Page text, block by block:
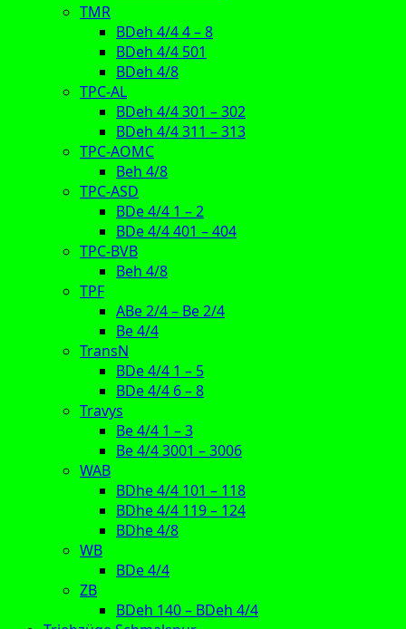
TMR
BDeh 4/4 4 – 8
BDeh 4/4 501
BDeh 4/8
TPC-AL
BDeh 4/4 301 – 302
BDeh 4/4 311 – 313
TPC-AOMC
Beh 4/8
TPC-ASD
BDe 4/4 1 – 2
BDe 4/4 401 – 404
TPC-BVB
Beh 4/8
TPF
ABe 2/4 – Be 2/4
Be 4/4
TransN
BDe 4/4 1 – 5
BDe 4/4 6 – 8
Travys
Be 4/4 1 – 3
Be 4/4 3001 – 3006
WAB
BDhe 4/4 101 – 118
BDhe 4/4 119 – 124
BDhe 4/8
WB
BDe 4/4
ZB
BDeh 140 – BDeh 4/4